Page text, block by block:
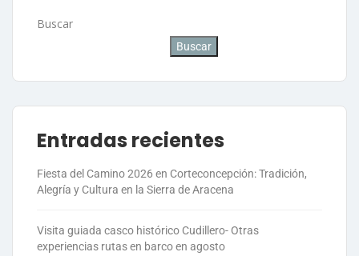
Buscar
Buscar
Entradas recientes
Fiesta del Camino 2026 en Corteconcepción: Tradición,
Alegría y Cultura en la Sierra de Aracena
Visita guiada casco histórico Cudillero- Otras
experiencias rutas en barco en agosto